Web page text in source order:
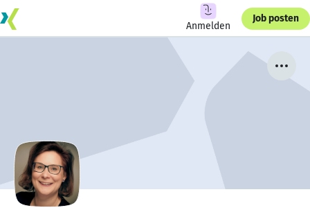
Anmelden
Job posten